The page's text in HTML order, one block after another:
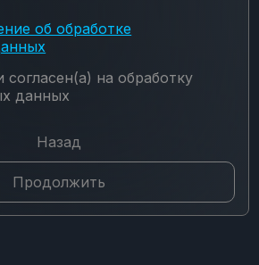
об обработке
согласен(а) на обработку
данных
Назад
Продолжить